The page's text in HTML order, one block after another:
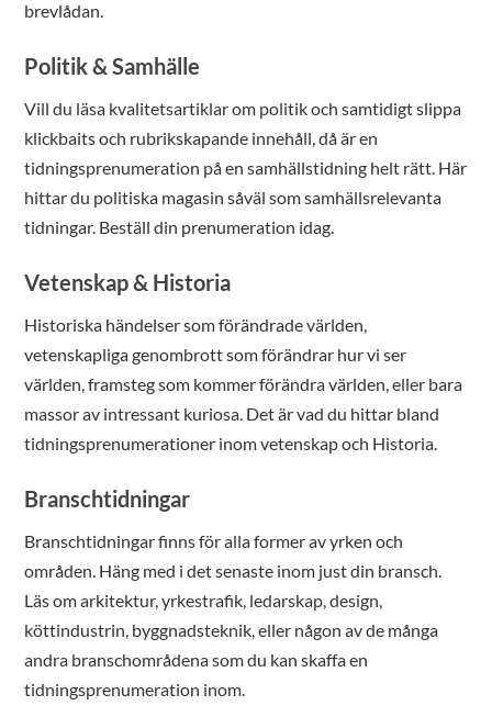
brevlådan.
Politik & Samhälle
Vill du läsa kvalitetsartiklar om politik och samtidigt slippa
klickbaits och rubrikskapande innehåll, då är en
tidningsprenumeration på en samhällstidning helt rätt. Här
hittar du politiska magasin såväl som samhällsrelevanta
tidningar. Beställ din prenumeration idag.
Vetenskap & Historia
Historiska händelser som förändrade världen,
vetenskapliga genombrott som förändrar hur vi ser
världen, framsteg som kommer förändra världen, eller bara
massor av intressant kuriosa. Det är vad du hittar bland
tidningsprenumerationer inom vetenskap och Historia.
Branschtidningar
Branschtidningar finns för alla former av yrken och
områden. Häng med i det senaste inom just din bransch.
Läs om arkitektur, yrkestrafik, ledarskap, design,
köttindustrin, byggnadsteknik, eller någon av de många
andra branschområdena som du kan skaffa en
tidningsprenumeration inom.